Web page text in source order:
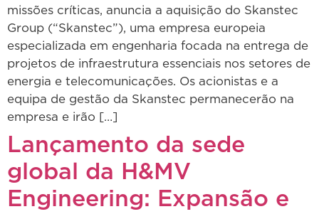
missões críticas, anuncia a aquisição do Skanstec
Group (“Skanstec”), uma empresa europeia
especializada em engenharia focada na entrega de
projetos de infraestrutura essenciais nos setores de
energia e telecomunicações. Os acionistas e a
equipa de gestão da Skanstec permanecerão na
empresa e irão […]
Lançamento da sede
global da H&MV
Engineering: Expansão e